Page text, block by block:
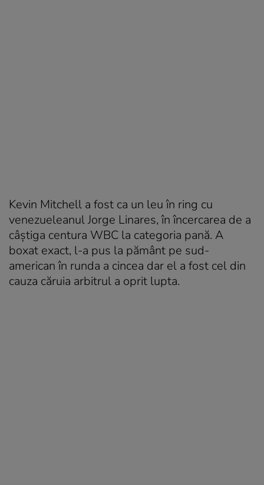
Kevin Mitchell a fost ca un leu în ring cu
venezueleanul Jorge Linares, în încercarea de a
câștiga centura WBC la categoria pană. A
boxat exact, l-a pus la pământ pe sud-
american în runda a cincea dar el a fost cel din
cauza căruia arbitrul a oprit lupta.